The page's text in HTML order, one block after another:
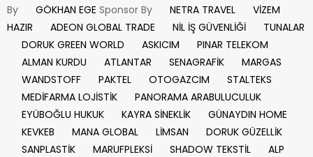
By
GÖKHAN EGE Sponsor By NETRA TRAVEL
VİZEM
HAZIR
ADEON GLOBAL TRADE NİL İŞ GÜVENLİĞİ
TUNALAR
DORUK GREEN WORLD
ASKICIM
PINAR TELEKOM
ALMAN KURDU
ATLANTAR SENAGRAFİK
MARGAS
WANDSTOFF
PAKTEL OTOGAZCIM
STALTEKS
MEDİFARMA LOJİSTİK
PANORAMA ARABULUCULUK
EYÜBOĞLU HUKUK
KAYRA SİNEKLİK
GÜNAYDIN HOME
KEVKEB
MANA GLOBAL LİMSAN
DORUK GÜZELLİK
SANPLASTİK
MARUFPLEKSİ SHADOW TEKSTİL
ALP